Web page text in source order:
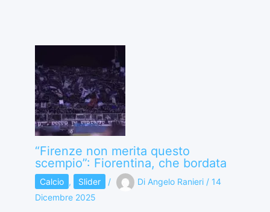
“Firenze non merita questo
scempio”: Fiorentina, che bordata
Calcio , Slider / Di Angelo Ranieri / 14
Dicembre 2025